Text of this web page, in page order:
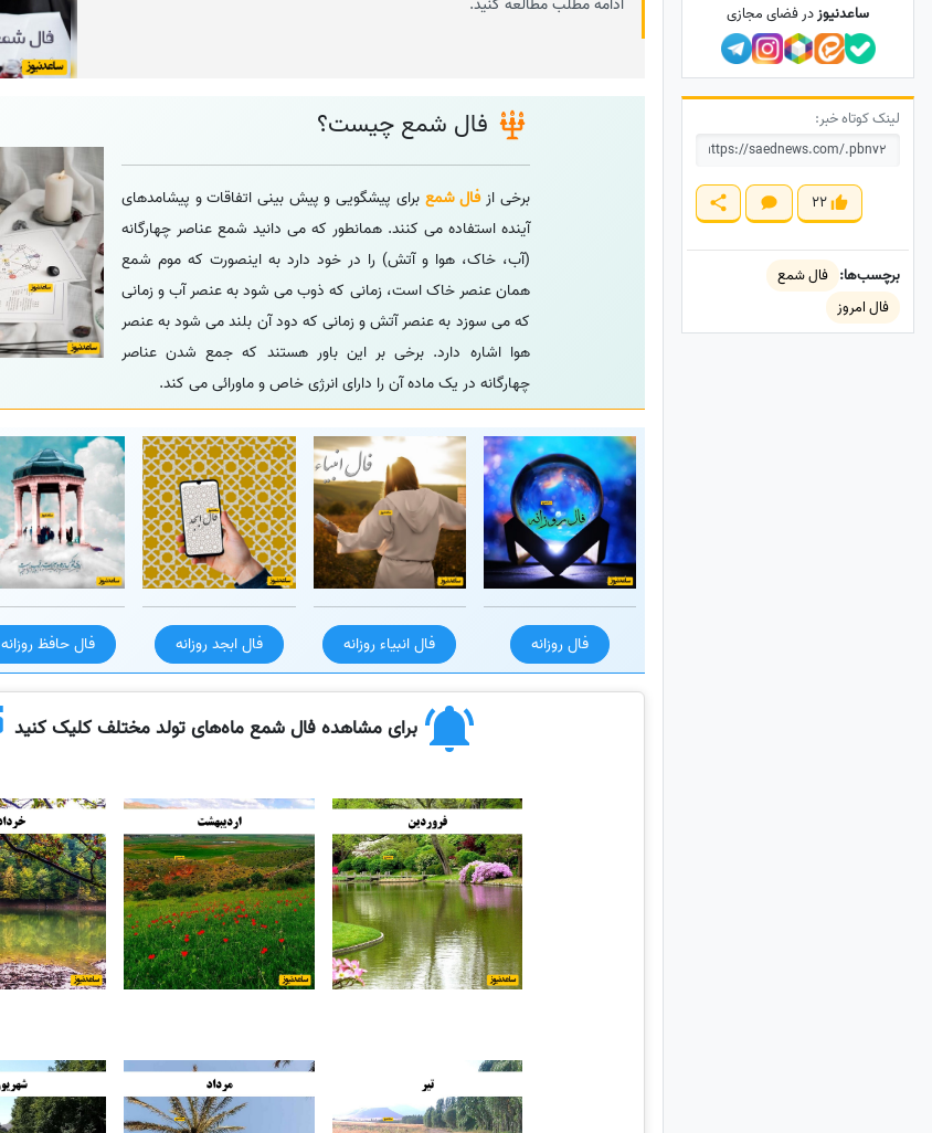
فال شمع چیست؟
برخی ازفال شمع برای پیشگویی و پیش بینی اتفاقات و پیشامدهای
آینده استفاده می کنند. همانطور که می دانید شمع عناصر چهارگانه
(آب، خاک، هوا و آتش) را در خود دارد به اینصورت که موم شمع
همان عنصر خاک است، زمانی که ذوب می شود به عنصر آب و زمانی
که می سوزد به عنصر آتش و زمانی که دود آن بلند می شود به عنصر
هوا اشاره دارد. برخی بر این باور هستند که جمع شدن عناصر
چهارگانه در یک ماده آن را دارای انرژی خاص و ماورائی می کند.
فال روزانه فال انبیاء روزانه فال ابجد روزانه فال حافظ روزانه
برای مشاهده فال شمع ماه‌های تولد مختلف کلیک کنید
ساعدنیوزدر فضای مجازی
لینک کوتاه خبر:
22
برچسب‌ها: فال شمع
فال امروز